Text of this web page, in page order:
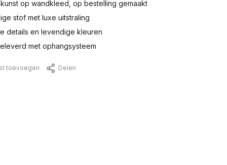
op wandkleed, op bestelling gemaakt
stof met luxe uitstraling
details en levendige kleuren
met ophangsysteem
toevoegen Delen